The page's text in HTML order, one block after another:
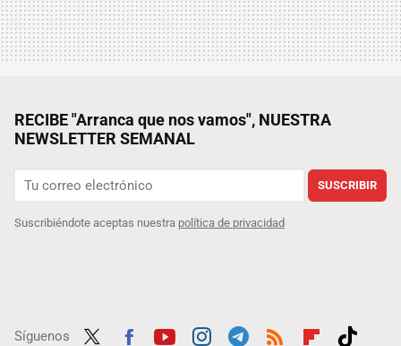
RECIBE "Arranca que nos vamos", NUESTRA
NEWSLETTER SEMANAL
SUSCRIBIR
Suscribiéndote aceptas nuestra política de privacidad
Síguenos